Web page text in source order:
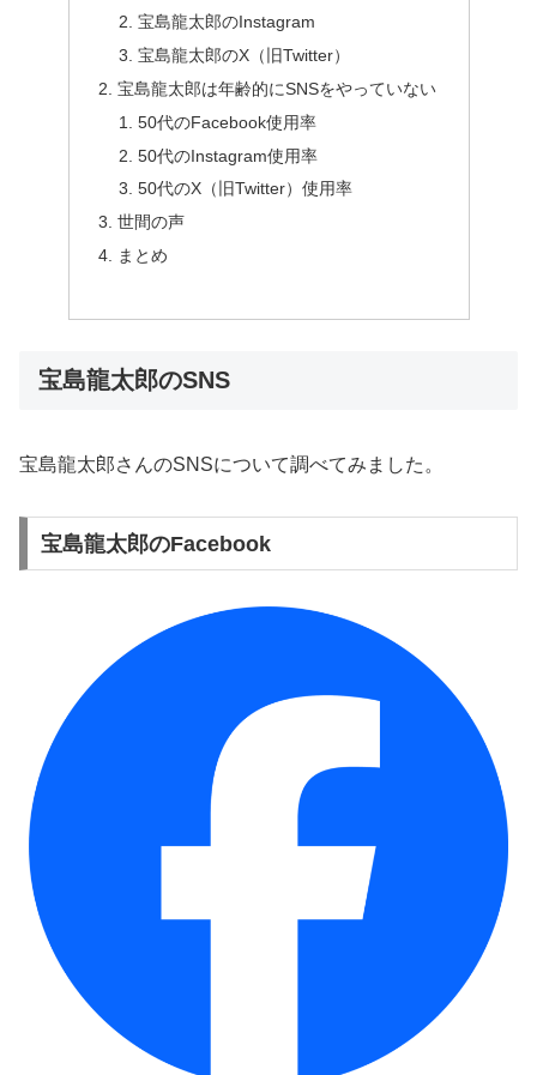
宝島龍太郎のInstagram
宝島龍太郎のX（旧Twitter）
宝島龍太郎は年齢的にSNSをやっていない
50代のFacebook使用率
50代のInstagram使用率
50代のX（旧Twitter）使用率
世間の声
まとめ
宝島龍太郎のSNS
宝島龍太郎さんのSNSについて調べてみました。
宝島龍太郎のFacebook